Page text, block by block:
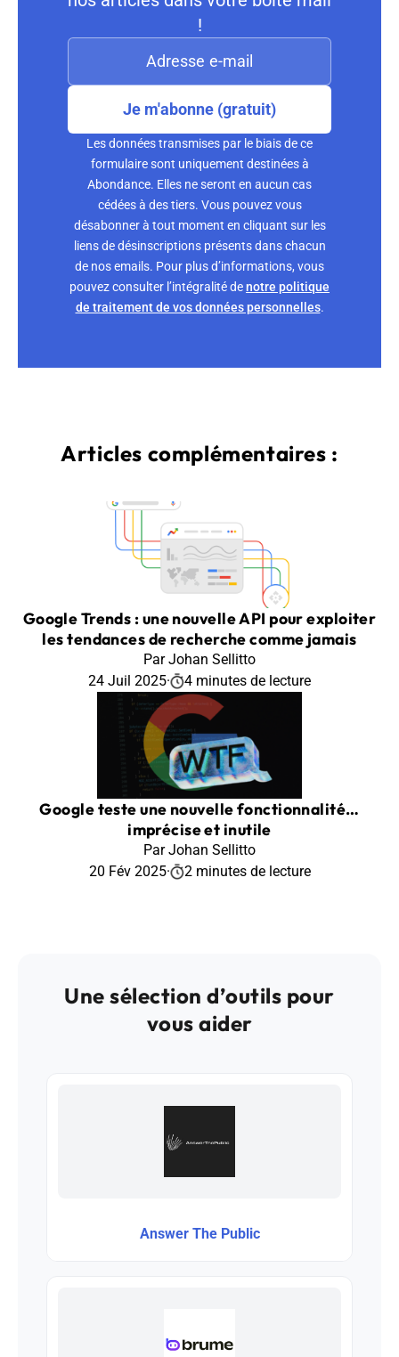
!
Je m'abonne (gratuit)
Les données transmises par le biais de ce
formulaire sont uniquement destinées à
Abondance. Elles ne seront en aucun cas
cédées à des tiers. Vous pouvez vous
désabonner à tout moment en cliquant sur les
liens de désinscriptions présents dans chacun
de nos emails. Pour plus d’informations, vous
pouvez consulter l’intégralité denotre politique
de traitement de vos données personnelles.
Articles complémentaires :
Google Trends : une nouvelle API pour exploiter
les tendances de recherche comme jamais
Par Johan Sellitto
24 Juil 2025· 4 minutes de lecture
Google teste une nouvelle fonctionnalité…
imprécise et inutile
Par Johan Sellitto
20 Fév 2025· 2 minutes de lecture
Une sélection d’outils pour
vous aider
Answer The Public